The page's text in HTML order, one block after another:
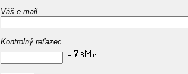
Váš e-mail
Kontrolný reťazec